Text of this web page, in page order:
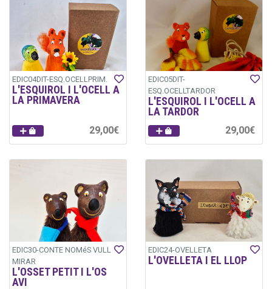
EDIC04DIT-ESQ.OCELLPRIM.
L'ESQUIROL I L'OCELL A
LA PRIMAVERA
29,00€
EDIC05DIT-
ESQ.OCELLTARDOR
L'ESQUIROL I L'OCELL A
LA TARDOR
29,00€
EDIC30-CONTE NOMéS VULL
MIRAR
L'OSSET PETIT I L'OS
AVI
EDIC24-OVELLETA
L'OVELLETA I EL LLOP